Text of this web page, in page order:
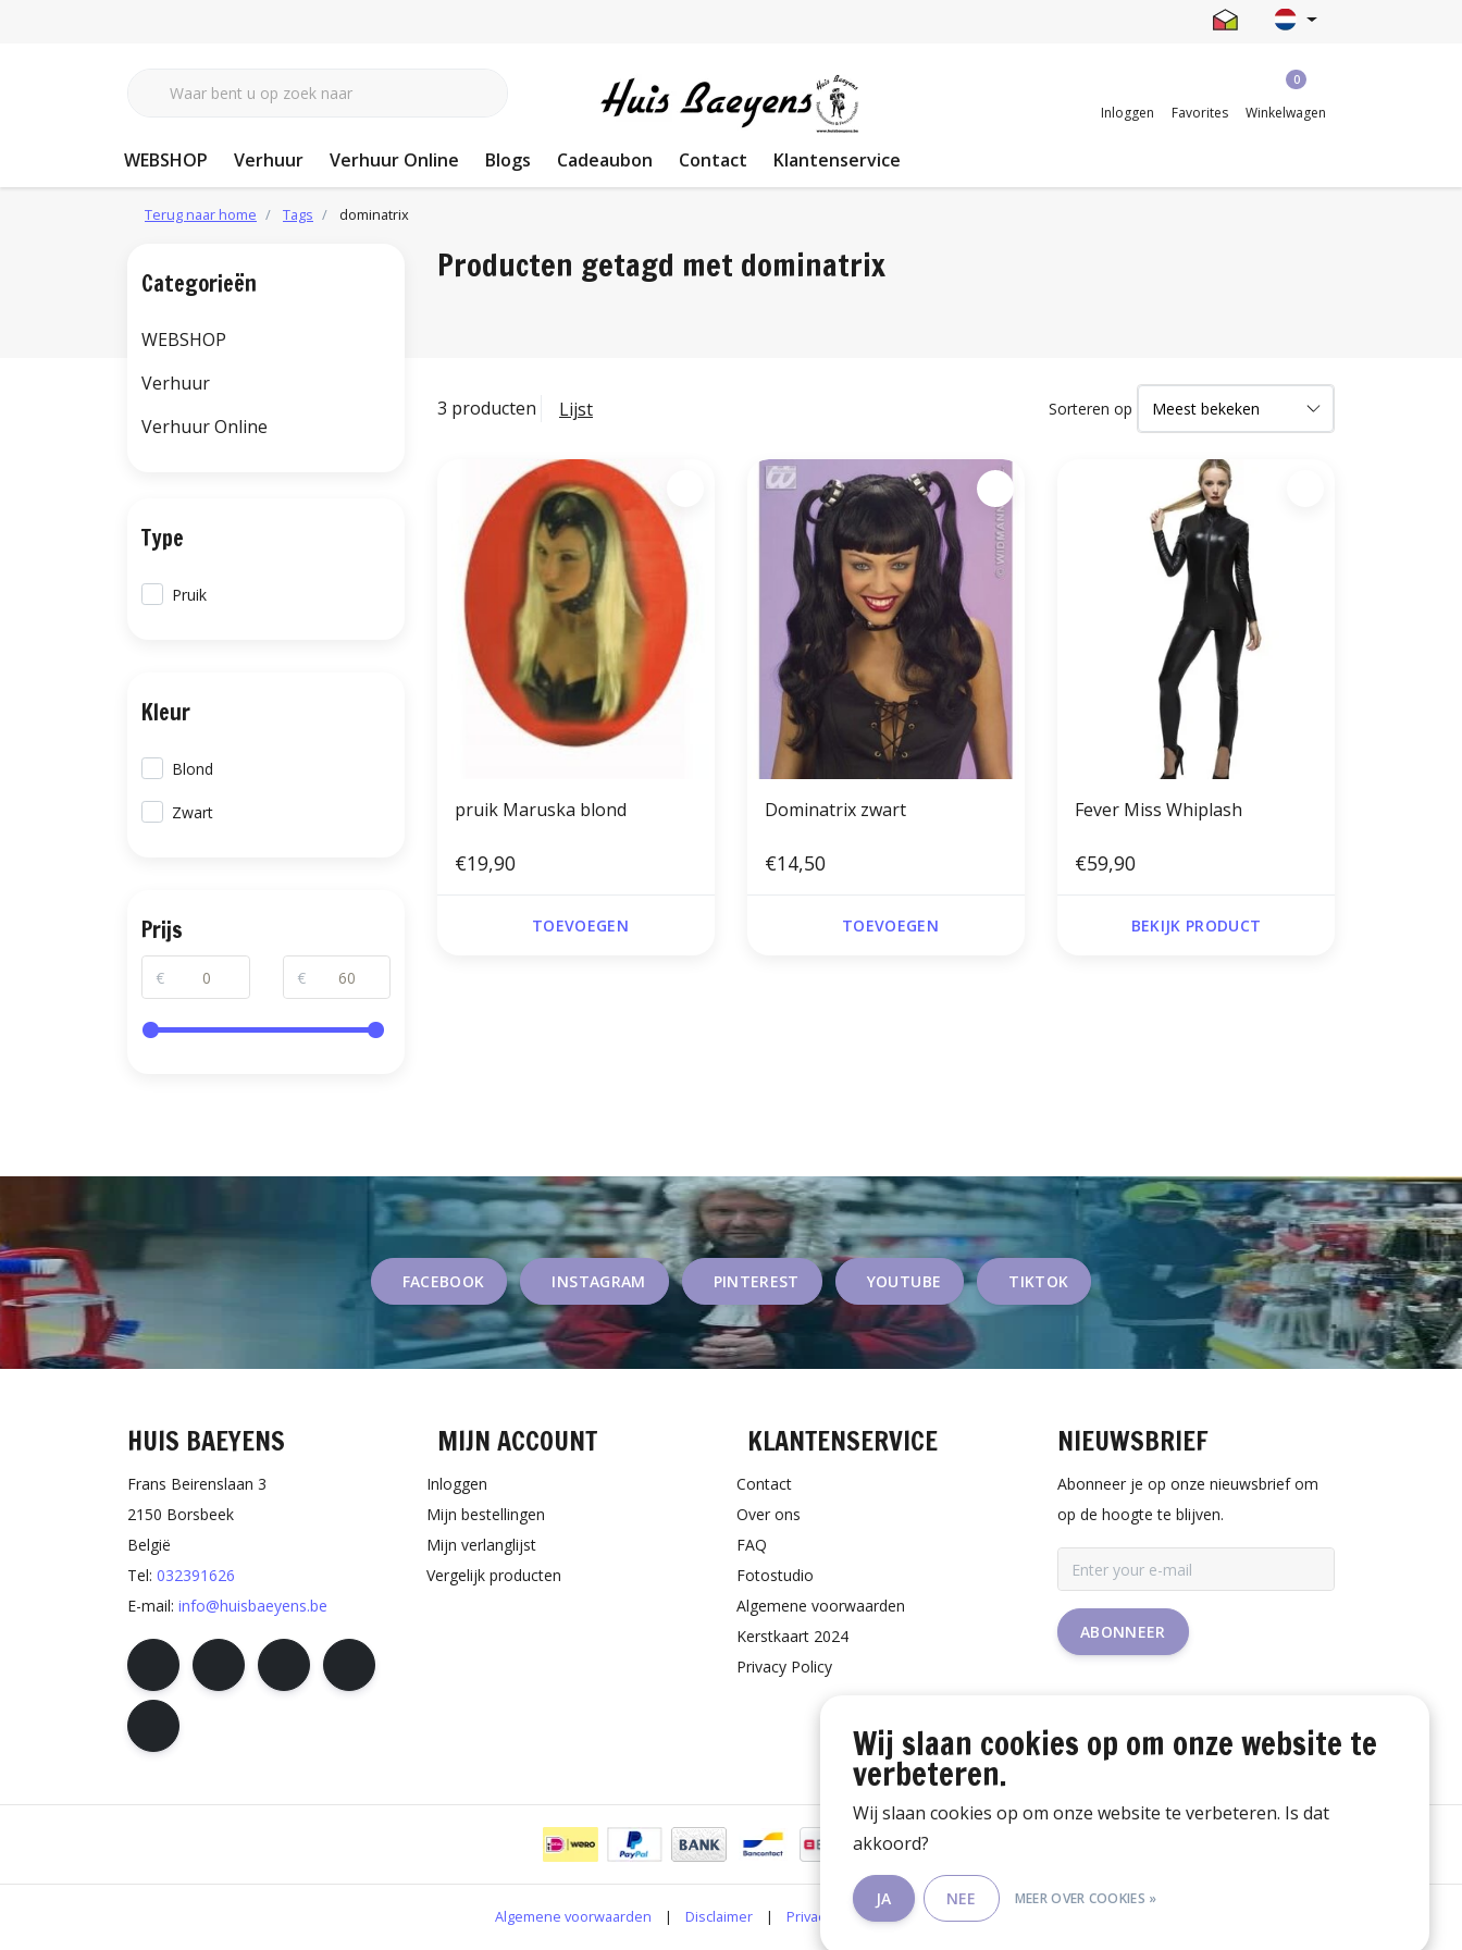
Inloggen Favorites
0
Winkelwagen
WEBSHOP Verhuur Verhuur Online Blogs Cadeaubon Contact Klantenservice
Terug naar home Tags dominatrix
Producten getagd met dominatrix
3 producten Lijst Sorteren op
pruik Maruska blond
€19,90
TOEVOEGEN
Dominatrix zwart
€14,50
TOEVOEGEN
Fever Miss Whiplash
€59,90
BEKIJK PRODUCT
Categorieën
WEBSHOP
Verhuur
Verhuur Online
Type
Pruik
Kleur
Blond
Zwart
Prijs
€ €
FACEBOOK INSTAGRAM PINTEREST YOUTUBE TIKTOK
HUIS BAEYENS
Frans Beirenslaan 3
2150 Borsbeek
België
Tel: 032391626
E-mail: info@huisbaeyens.be
MIJN ACCOUNT
Inloggen
Mijn bestellingen
Mijn verlanglijst
Vergelijk producten
KLANTENSERVICE
Contact
Over ons
FAQ
Fotostudio
Algemene voorwaarden
Kerstkaart 2024
Privacy Policy
NIEUWSBRIEF
Abonneer je op onze nieuwsbrief om
op de hoogte te blijven.
ABONNEER
Algemene voorwaarden | Disclaimer | Privacy Policy RSS Feed
Wij slaan cookies op om onze website te
verbeteren.
Wij slaan cookies op om onze website te verbeteren. Is dat
akkoord?
JA NEE MEER OVER COOKIES »